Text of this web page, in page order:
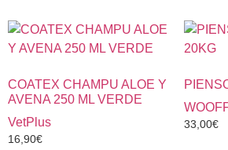
COATEX CHAMPU ALOE Y
AVENA 250 ML VERDE
VetPlus
16,90€
33,00€